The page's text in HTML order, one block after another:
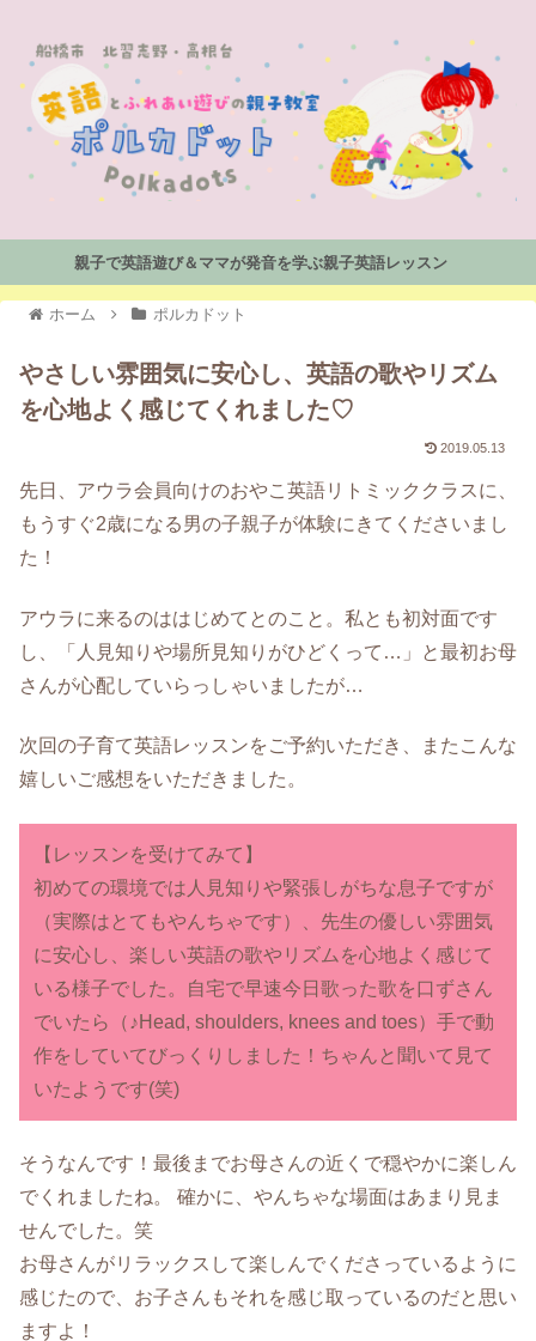
親子で英語遊び＆ママが発音を学ぶ親子英語レッスン
ホーム ポルカドット
やさしい雰囲気に安心し、英語の歌やリズム
を心地よく感じてくれました♡
2019.05.13
先日、アウラ会員向けのおやこ英語リトミッククラスに、
もうすぐ2歳になる男の子親子が体験にきてくださいまし
た！
アウラに来るのははじめてとのこと。私とも初対面です
し、「人見知りや場所見知りがひどくって…」と最初お母
さんが心配していらっしゃいましたが…
次回の子育て英語レッスンをご予約いただき、またこんな
嬉しいご感想をいただきました。
【レッスンを受けてみて】
初めての環境では人見知りや緊張しがちな息子ですが
（実際はとてもやんちゃです）、先生の優しい雰囲気
に安心し、楽しい英語の歌やリズムを心地よく感じて
いる様子でした。自宅で早速今日歌った歌を口ずさん
でいたら（♪Head, shoulders, knees and toes）手で動
作をしていてびっくりしました！ちゃんと聞いて見て
いたようです(笑)
そうなんです！最後までお母さんの近くで穏やかに楽しん
でくれましたね。 確かに、やんちゃな場面はあまり見ま
せんでした。笑
お母さんがリラックスして楽しんでくださっているように
感じたので、お子さんもそれを感じ取っているのだと思い
ますよ！